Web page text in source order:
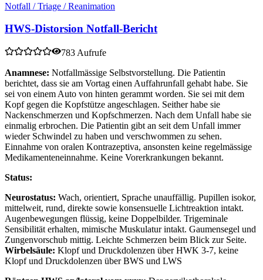
Notfall / Triage / Reanimation
HWS-Distorsion Notfall-Bericht
783 Aufrufe
Anamnese: Notfallmässige Selbstvorstellung. Die Patientin
berichtet, dass sie am Vortag einen Auffahrunfall gehabt habe. Sie
sei von einem Auto von hinten gerammt worden. Sie sei mit dem
Kopf gegen die Kopfstütze angeschlagen. Seither habe sie
Nackenschmerzen und Kopfschmerzen. Nach dem Unfall habe sie
einmalig erbrochen. Die Patientin gibt an seit dem Unfall immer
wieder Schwindel zu haben und verschwommen zu sehen.
Einnahme von oralen Kontrazeptiva, ansonsten keine regelmässige
Medikamenteneinnahme. Keine Vorerkrankungen bekannt.
Status:
Neurostatus: Wach, orientiert, Sprache unauffällig. Pupillen isokor,
mittelweit, rund, direkte sowie konsensuelle Lichtreaktion intakt.
Augenbewegungen flüssig, keine Doppelbilder. Trigeminale
Sensibilität erhalten, mimische Muskulatur intakt. Gaumensegel und
Zungenvorschub mittig. Leichte Schmerzen beim Blick zur Seite.
Wirbelsäule: Klopf und Druckdolenzen über HWK 3-7, keine
Klopf und Druckdolenzen über BWS und LWS